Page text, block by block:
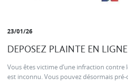
23/01/26
DEPOSEZ PLAINTE EN LIGNE
Vous êtes victime d’une infraction contre
est inconnu. Vous pouvez désormais